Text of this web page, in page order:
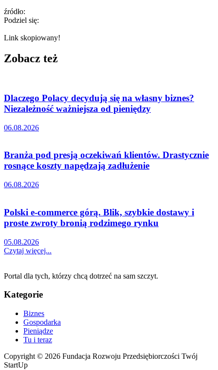
źródło:
Podziel się:
Link skopiowany!
Zobacz też
Dlaczego Polacy decydują się na własny biznes?
Niezależność ważniejsza od pieniędzy
06.08.2026
Branża pod presją oczekiwań klientów. Drastycznie
rosnące koszty napędzają zadłużenie
06.08.2026
Polski e-commerce górą. Blik, szybkie dostawy i
proste zwroty bronią rodzimego rynku
05.08.2026
Czytaj więcej...
Portal dla tych, którzy chcą dotrzeć na sam szczyt.
Kategorie
Biznes
Gospodarka
Pieniądze
Tu i teraz
Copyright © 2026 Fundacja Rozwoju Przedsiębiorczości Twój
StartUp